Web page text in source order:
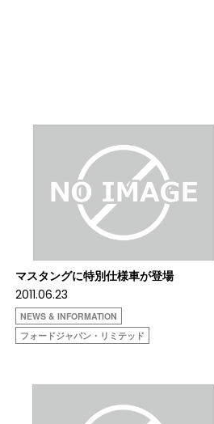
マスタングに特別仕様車が登場
2011.06.23
NEWS & INFORMATION
フォードジャパン・リミテッド